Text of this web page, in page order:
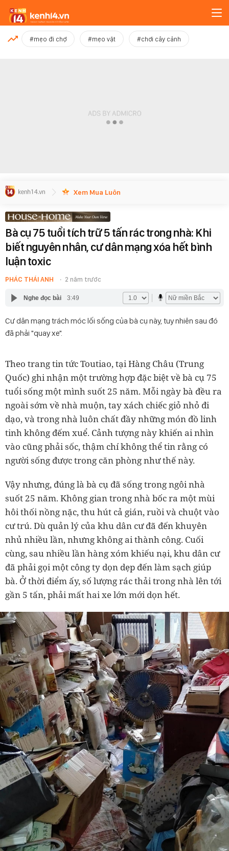
MỚI NHẤT
#mẹo đi chợ #mẹo vặt #chơi cây cảnh
Xem Mua Luôn
Bà cụ 75 tuổi tích trữ 5 tấn rác trong nhà: Khi
biết nguyên nhân, cư dân mạng xóa hết bình
luận toxic
PHÁC THÁI ANH 2 năm trước
Nghe đọc bài 3:49
Cư dân mạng trách móc lối sống của bà cụ này, tuy nhiên sau đó
đã phải "quay xe".
Theo trang tin tức Toutiao, tại Hàng Châu (Trung
Quốc) ghi nhận một trường hợp đặc biệt về bà cụ 75
tuổi sống một mình suốt 25 năm. Mỗi ngày bà đều ra
ngoài sớm về nhà muộn, tay xách chiếc giỏ nhỏ đi
dạo, và trong nhà luôn chất đầy những món đồ linh
tinh không đếm xuể. Cảnh tượng này khiến ai nhìn
vào cũng phải sốc, thậm chí không thể tin rằng có
người sống được trong căn phòng như thế này.
Vậy nhưng, đúng là bà cụ đã sống trong ngôi nhà
suốt 25 năm. Không gian trong nhà bốc ra một mùi
hôi thối nồng nặc, thu hút cả gián, ruồi và chuột vào
cư trú. Dù quản lý của khu dân cư đã đến khuyên
nhủ nhiều lần, nhưng không ai thành công. Cuối
cùng, sau nhiều lần hàng xóm khiếu nại, khu dân cư
đã phải gọi một công ty dọn dẹp đến làm sạch giúp
bà. Ở thời điểm ấy, số lượng rác thải trong nhà lên tới
gần 5 tấn, phải mất hai xe lớn mới dọn hết.